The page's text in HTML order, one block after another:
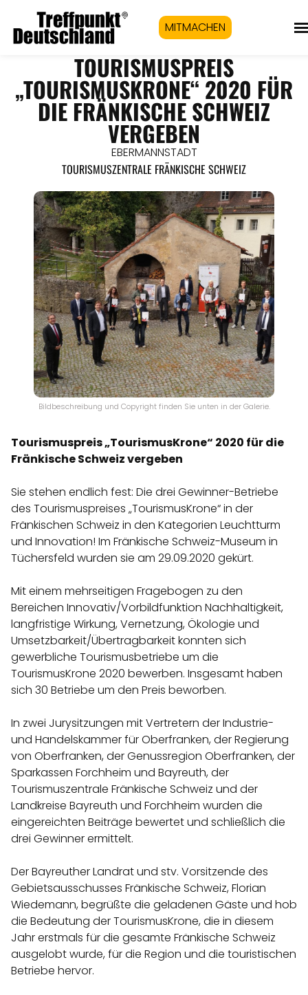
MITMACHEN
TOURISMUSPREIS
„TOURISMUSKRONE“ 2020 FÜR
DIE FRÄNKISCHE SCHWEIZ
VERGEBEN
EBERMANNSTADT
TOURISMUSZENTRALE FRÄNKISCHE SCHWEIZ
Bildbeschreibung und Copyright finden Sie unten in der Galerie.
Tourismuspreis „TourismusKrone“ 2020 für die
Fränkische Schweiz vergeben
Sie stehen endlich fest: Die drei Gewinner-Betriebe
des Tourismuspreises „TourismusKrone“ in der
Fränkischen Schweiz in den Kategorien Leuchtturm
und Innovation! Im Fränkische Schweiz-Museum in
Tüchersfeld wurden sie am 29.09.2020 gekürt.
Mit einem mehrseitigen Fragebogen zu den
Bereichen Innovativ/Vorbildfunktion Nachhaltigkeit,
langfristige Wirkung, Vernetzung, Ökologie und
Umsetzbarkeit/Übertragbarkeit konnten sich
gewerbliche Tourismusbetriebe um die
TourismusKrone 2020 bewerben. Insgesamt haben
sich 30 Betriebe um den Preis beworben.
In zwei Jurysitzungen mit Vertretern der Industrie-
und Handelskammer für Oberfranken, der Regierung
von Oberfranken, der Genussregion Oberfranken, der
Sparkassen Forchheim und Bayreuth, der
Tourismuszentrale Fränkische Schweiz und der
Landkreise Bayreuth und Forchheim wurden die
eingereichten Beiträge bewertet und schließlich die
drei Gewinner ermittelt.
Der Bayreuther Landrat und stv. Vorsitzende des
Gebietsausschusses Fränkische Schweiz, Florian
Wiedemann, begrüßte die geladenen Gäste und hob
die Bedeutung der TourismusKrone, die in diesem
Jahr erstmals für die gesamte Fränkische Schweiz
ausgelobt wurde, für die Region und die touristischen
Betriebe hervor.